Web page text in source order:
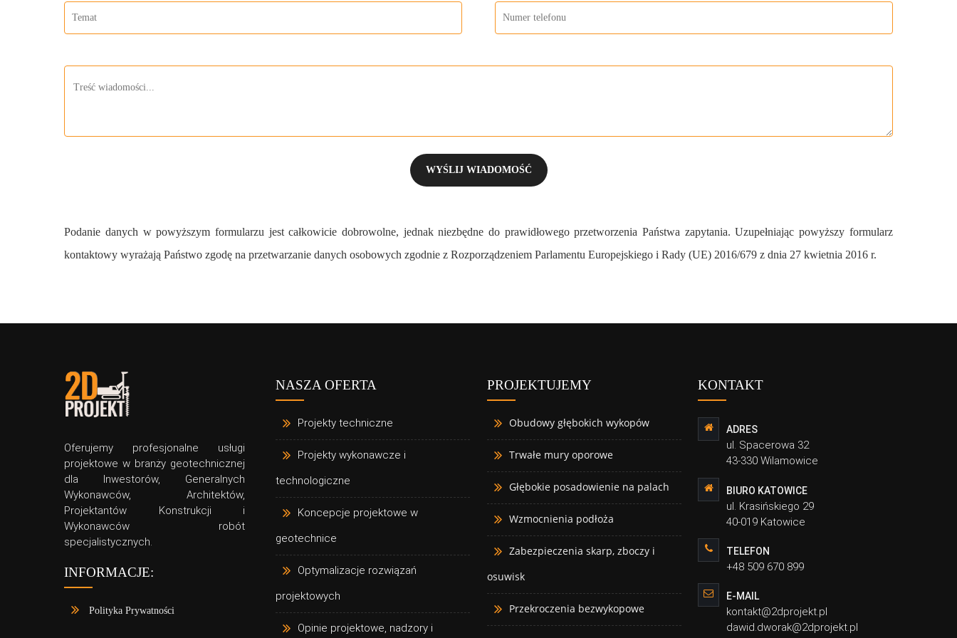
Podanie danych w powyższym formularzu jest całkowicie dobrowolne, jednak niezbędne do prawidłowego przetworzenia Państwa zapytania. Uzupełniając powyższy formularz
kontaktowy wyrażają Państwo zgodę na przetwarzanie danych osobowych zgodnie z Rozporządzeniem Parlamentu Europejskiego i Rady (UE) 2016/679 z dnia 27 kwietnia 2016 r.
Oferujemy profesjonalne usługi
projektowe w branży geotechnicznej
dla Inwestorów, Generalnych
Wykonawców, Architektów,
Projektantów Konstrukcji i
Wykonawców robót
specjalistycznych.
INFORMACJE:
Polityka Prywatności
NASZA OFERTA
Projekty techniczne
Projekty wykonawcze i
technologiczne
Koncepcje projektowe w
geotechnice
Optymalizacje rozwiązań
projektowych
Opinie projektowe, nadzory i
PROJEKTUJEMY
Obudowy głębokich wykopów
Trwałe mury oporowe
Głębokie posadowienie na palach
Wzmocnienia podłoża
Zabezpieczenia skarp, zboczy i
osuwisk
Przekroczenia bezwykopowe
KONTAKT
ADRES
ul. Spacerowa 32
43-330 Wilamowice
BIURO KATOWICE
ul. Krasińskiego 29
40-019 Katowice
TELEFON
+48 509 670 899
E-MAIL
kontakt@2dprojekt.pl
dawid.dworak@2dprojekt.pl